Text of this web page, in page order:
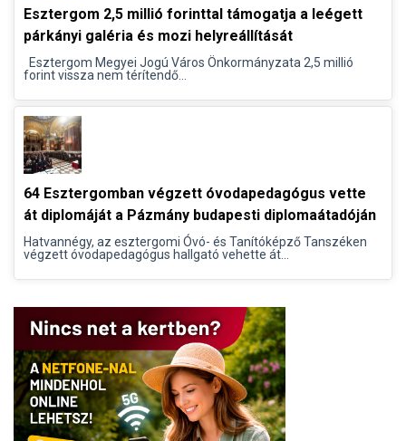
Esztergom 2,5 millió forinttal támogatja a leégett
párkányi galéria és mozi helyreállítását
Esztergom Megyei Jogú Város Önkormányzata 2,5 millió
forint vissza nem térítendő...
64 Esztergomban végzett óvodapedagógus vette
át diplomáját a Pázmány budapesti diplomaátadóján
Hatvannégy, az esztergomi Óvó- és Tanítóképző Tanszéken
végzett óvodapedagógus hallgató vehette át...